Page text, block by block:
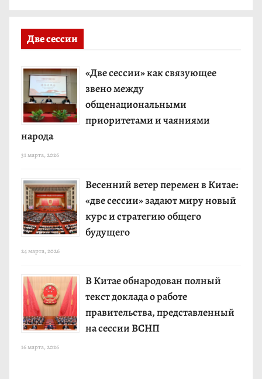
Две сессии
«Две сессии» как связующее
звено между
общенациональными
приоритетами и чаяниями
народа
31 марта, 2026
Весенний ветер перемен в Китае:
«две сессии» задают миру новый
курс и стратегию общего
будущего
24 марта, 2026
В Китае обнародован полный
текст доклада о работе
правительства, представленный
на сессии ВСНП
16 марта, 2026